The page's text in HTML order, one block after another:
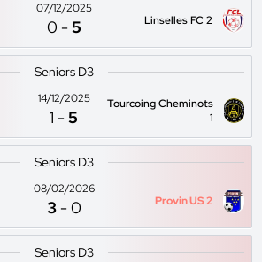
07/12/2025
0 -5 Linselles FC 2
Seniors D3
14/12/2025
1 -5
Tourcoing Cheminots
1
Seniors D3
08/02/2026
3 -0 Provin US 2
Seniors D3